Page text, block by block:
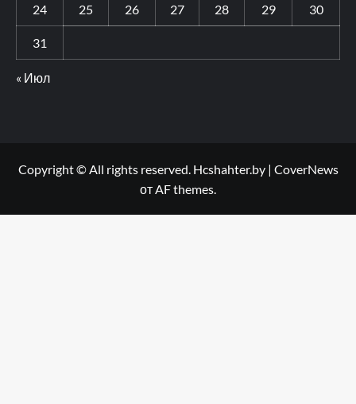
24 25 26 27 28 29 30
31
« Июл
Copyright © All rights reserved. Hcshahter.by | CoverNews
от AF themes.